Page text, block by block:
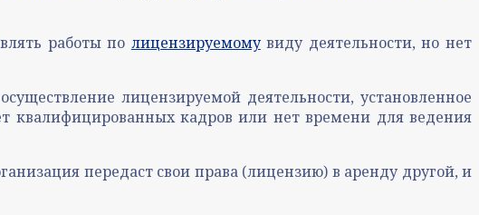
работы по лицензируемомувиду деятельности, но нет
лицензируемой деятельности, установленное
квалифицированных кадров или нет времени для ведения
передаст свои права (лицензию) в аренду другой, и